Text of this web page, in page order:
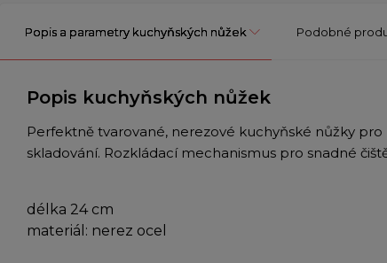
Popis a parametry kuchyňských nůžek Podobné
Popis kuchyňských nůžek
Perfektně tvarované, nerezové kuchyňské nůžky
skladování. Rozkládací mechanismus pro snadné
délka 24 cm
materiál: nerez ocel